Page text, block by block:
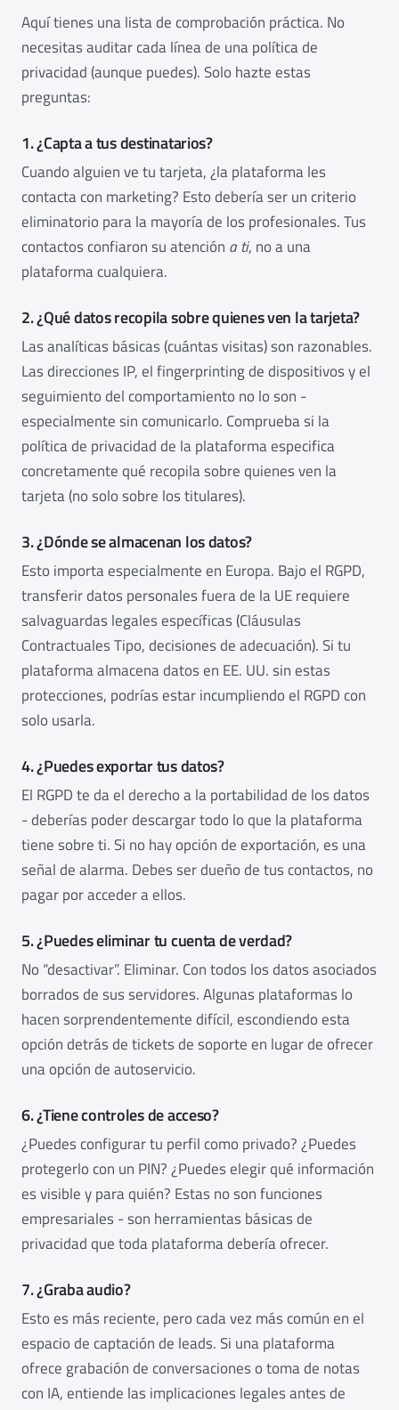
Aquí tienes una lista de comprobación práctica. No
necesitas auditar cada línea de una política de
privacidad (aunque puedes). Solo hazte estas
preguntas:
1. ¿Capta a tus destinatarios?
Cuando alguien ve tu tarjeta, ¿la plataforma les
contacta con marketing? Esto debería ser un criterio
eliminatorio para la mayoría de los profesionales. Tus
contactos confiaron su atención a ti, no a una
plataforma cualquiera.
2. ¿Qué datos recopila sobre quienes ven la tarjeta?
Las analíticas básicas (cuántas visitas) son razonables.
Las direcciones IP, el fingerprinting de dispositivos y el
seguimiento del comportamiento no lo son -
especialmente sin comunicarlo. Comprueba si la
política de privacidad de la plataforma especifica
concretamente qué recopila sobre quienes ven la
tarjeta (no solo sobre los titulares).
3. ¿Dónde se almacenan los datos?
Esto importa especialmente en Europa. Bajo el RGPD,
transferir datos personales fuera de la UE requiere
salvaguardas legales específicas (Cláusulas
Contractuales Tipo, decisiones de adecuación). Si tu
plataforma almacena datos en EE. UU. sin estas
protecciones, podrías estar incumpliendo el RGPD con
solo usarla.
4. ¿Puedes exportar tus datos?
El RGPD te da el derecho a la portabilidad de los datos
- deberías poder descargar todo lo que la plataforma
tiene sobre ti. Si no hay opción de exportación, es una
señal de alarma. Debes ser dueño de tus contactos, no
pagar por acceder a ellos.
5. ¿Puedes eliminar tu cuenta de verdad?
No “desactivar”. Eliminar. Con todos los datos asociados
borrados de sus servidores. Algunas plataformas lo
hacen sorprendentemente difícil, escondiendo esta
opción detrás de tickets de soporte en lugar de ofrecer
una opción de autoservicio.
6. ¿Tiene controles de acceso?
¿Puedes configurar tu perfil como privado? ¿Puedes
protegerlo con un PIN? ¿Puedes elegir qué información
es visible y para quién? Estas no son funciones
empresariales - son herramientas básicas de
privacidad que toda plataforma debería ofrecer.
7. ¿Graba audio?
Esto es más reciente, pero cada vez más común en el
espacio de captación de leads. Si una plataforma
ofrece grabación de conversaciones o toma de notas
con IA, entiende las implicaciones legales antes de